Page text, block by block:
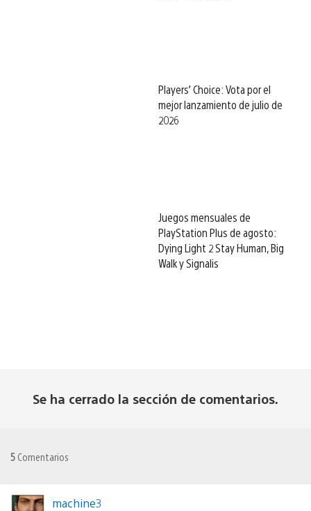
Players’ Choice: Vota por el
mejor lanzamiento de julio de
2026
Juegos mensuales de
PlayStation Plus de agosto:
Dying Light 2 Stay Human, Big
Walk y Signalis
Se ha cerrado la sección de comentarios.
5 Comentarios
machine3